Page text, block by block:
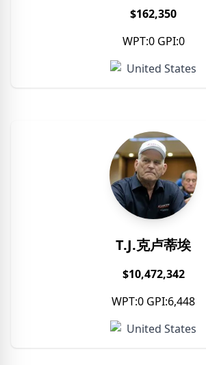
$162,350
WPT:0 GPI:0
United States
T.J.克卢蒂埃
$10,472,342
WPT:0 GPI:6,448
United States